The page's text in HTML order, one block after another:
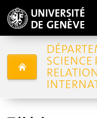
SCIENCE